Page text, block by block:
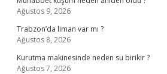
Ağustos 9, 2026
Trabzon’da liman var mı ?
Ağustos 8, 2026
Kurutma makinesinde neden su birikir ?
Ağustos 7, 2026